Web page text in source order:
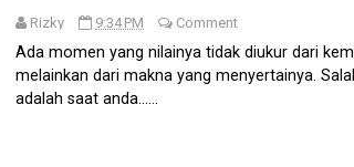
Rizky 9:34 PM Comment
Ada momen yang nilainya tidak diukur dari
melainkan dari makna yang menyertainya.
adalah saat anda......